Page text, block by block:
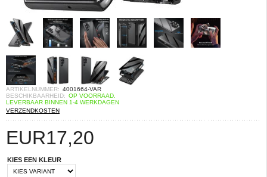
ARTIKELNUMMER: 4001664-VAR
BESCHIKBAARHEID: OP VOORRAAD.
LEVERBAAR BINNEN 1-4 WERKDAGEN
VERZENDKOSTEN
EUR17,20
KIES EEN KLEUR